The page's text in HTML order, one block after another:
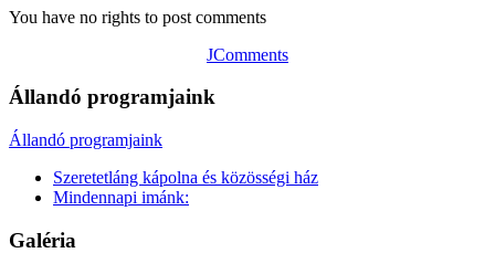
You have no rights to post comments
JComments
Állandó programjaink
Állandó programjaink
Szeretetláng kápolna és közösségi ház
Mindennapi imánk:
Galéria